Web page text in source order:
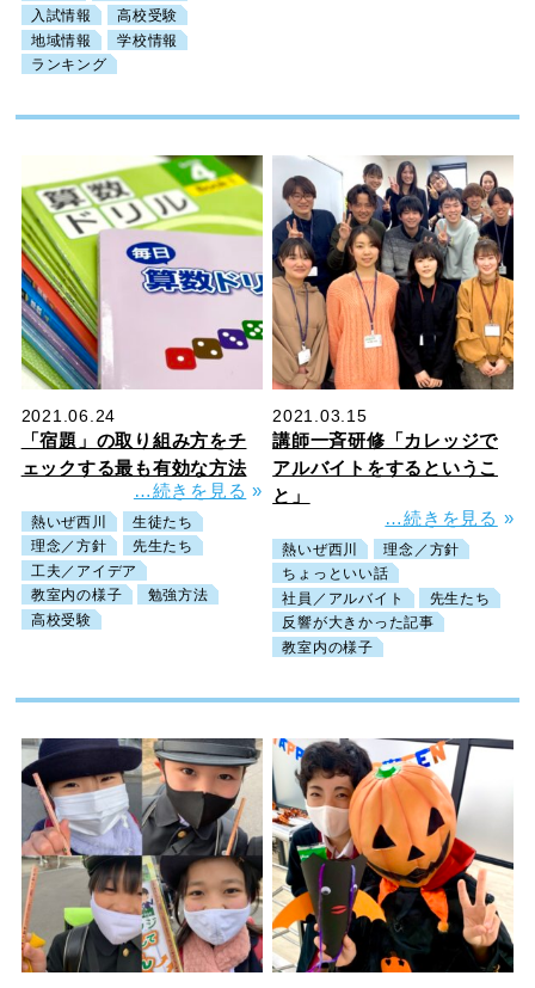
入試情報
高校受験
地域情報
学校情報
ランキング
2021.06.24
「宿題」の取り組み方をチ
ェックする最も有効な方法
…続きを見る »
熱いぜ西川
生徒たち
理念／方針
先生たち
工夫／アイデア
教室内の様子
勉強方法
高校受験
2021.03.15
講師一斉研修「カレッジで
アルバイトをするというこ
と」
…続きを見る »
熱いぜ西川
理念／方針
ちょっといい話
社員／アルバイト
先生たち
反響が大きかった記事
教室内の様子